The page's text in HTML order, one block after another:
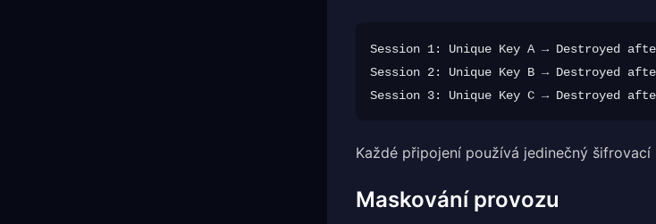
Session 1: Unique Key A → Destroyed
Session 2: Unique Key B → Destroyed
Každé připojení používá jedinečný
Maskování provozu